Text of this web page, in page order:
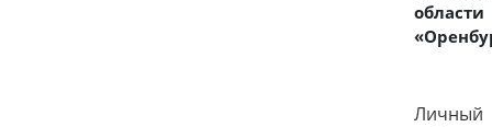
области
Личный